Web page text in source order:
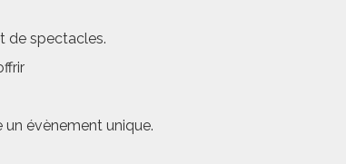
de spectacles.
évènement unique.